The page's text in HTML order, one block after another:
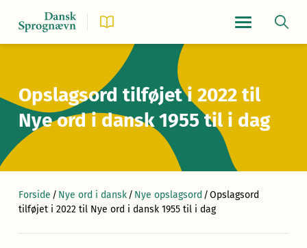
Opslagsord tilføjet i 2022 til
Nye ord i dansk 1955 til i dag
Forside / Nye ord i dansk/ Nye opslagsord /Opslagsord
tilføjet i 2022 til Nye ord i dansk 1955 til i dag